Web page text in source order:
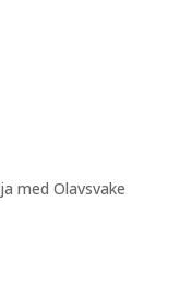
med Olavsvake